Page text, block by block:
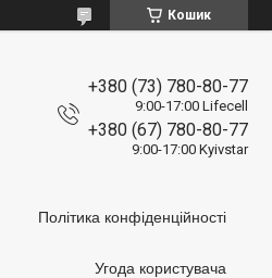
Кошик
+380 (73) 780-80-77
9:00-17:00 Lifecell
+380 (67) 780-80-77
9:00-17:00 Kyivstar
Політика конфіденційності
Угода користувача